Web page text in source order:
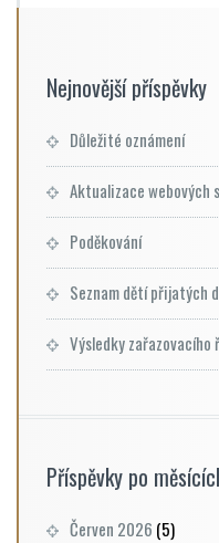
Nejnovější příspěvky
Důležité oznámení
Aktualizace
Poděkování
Seznam dětí přijatých
Výsledky zařazovacího
Příspěvky po
Červen 2026 (5)